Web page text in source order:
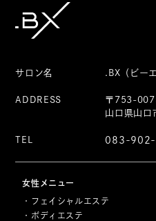
サロン名 .BX（ビー
ADDRESS
〒753-
山口県山口
TEL 083-
女性メニュー
フェイシャルエステ
ボディエステ